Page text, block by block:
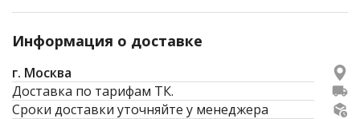
Информация о доставке
г. Москва
Доставка по тарифам ТК.
Сроки доставки уточняйте у менеджера